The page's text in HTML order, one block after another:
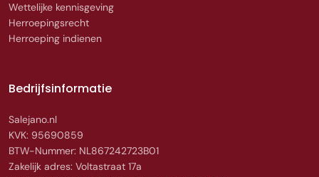
Wettelijke kennisgeving
Herroepingsrecht
Herroeping indienen
Bedrijfsinformatie
Salejano.nl
KVK: 95690859
BTW-Nummer: NL867242723B01
Zakelijk adres: Voltastraat 17a